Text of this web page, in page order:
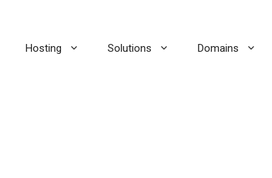
Hosting Solutions Domains